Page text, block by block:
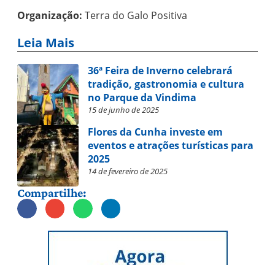
Organização: Terra do Galo Positiva
Leia Mais
36ª Feira de Inverno celebrará
tradição, gastronomia e cultura
no Parque da Vindima
15 de junho de 2025
Flores da Cunha investe em
eventos e atrações turísticas para
2025
14 de fevereiro de 2025
Compartilhe: